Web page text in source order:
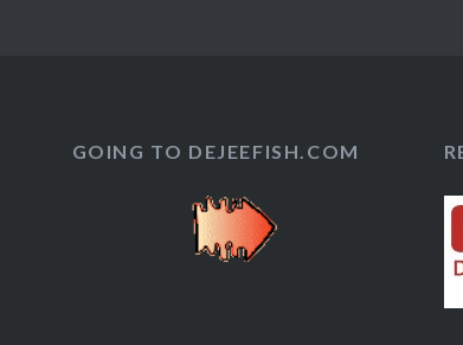
GOING TO DEJEEFISH.COM